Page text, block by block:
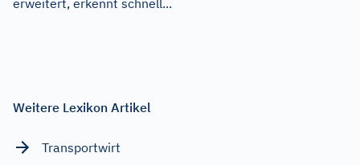
Weitere Lexikon Artikel
Transportwirt